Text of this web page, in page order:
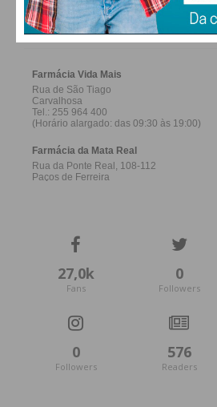
FARMACIAS DE
FERREIRA
27,0k
Fans
0
Followers
0
Followers
576
Readers